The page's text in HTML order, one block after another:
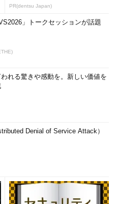
PR(dentsu Japan)
」トークセッションが話題
われる驚きや感動を。新しい価値を
Denial of Service Attack）